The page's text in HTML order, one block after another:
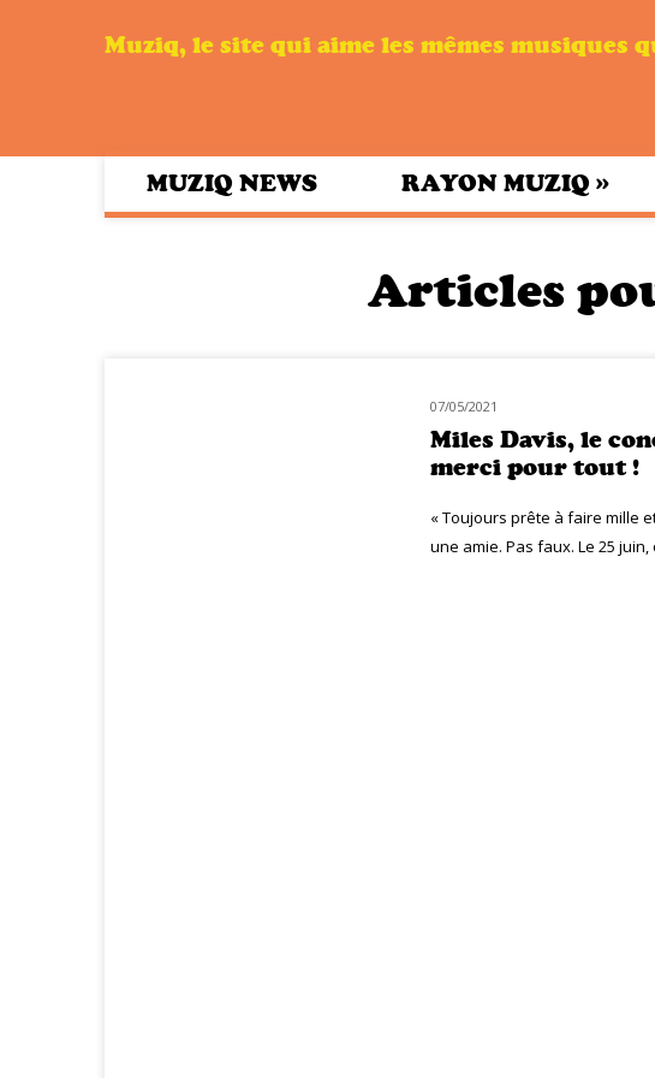
Muziq, le site qui aime les mêmes musiques
MUZIQ NEWS RAYON MUZIQ »
Articles
07/05/2021
Miles Davis, le
merci pour tout !
« Toujours prête à faire mille
une amie. Pas faux. Le 25